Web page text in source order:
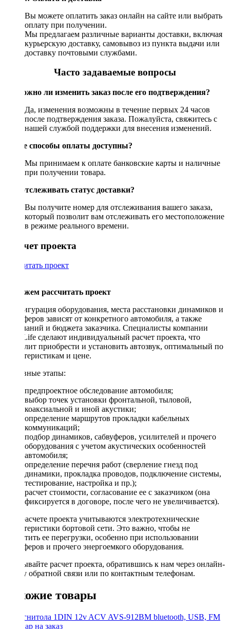
Вы можете оплатить заказ онлайн на сайте или выбрать
оплату при получении.
Мы предлагаем различные варианты доставки, включая
курьерскую доставку, самовывоз из пункта выдачи или
доставку почтовыми службами.
Часто задаваемые вопросы
Возможно ли изменить заказ после его подтверждения?
Да, изменения возможны в течение первых 24 часов
после подтверждения заказа. Пожалуйста, свяжитесь с
нашей службой поддержки для внесения изменений.
Какие способы оплаты доступны?
Мы принимаем к оплате банковские карты и наличные
при получении товара.
Как отслеживать статус доставки?
Вы получите номер для отслеживания вашего заказа,
который позволит вам отслеживать его местоположение
в режиме реального времени.
Рассчет проекта
Рассчитать проект
Поможем рассчитать проект
Конфигурация оборудования, места расстановки динамиков и
сабвуферов зависят от конкретного автомобиля, а также
пожеланий и бюджета заказчика. Специалисты компании
DriveLife сделают индивидуальный расчет проекта, что
позволит приобрести и установить автозвук, оптимальный по
характеристикам и цене.
Основные этапы:
предпроектное обследование автомобиля;
выбор точек установки фронтальной, тыловой,
коаксиальной и иной акустики;
определение маршрутов прокладки кабельных
коммуникаций;
подбор динамиков, сабвуферов, усилителей и прочего
оборудования с учетом акустических особенностей
автомобиля;
определение перечня работ (сверление гнезд под
динамики, прокладка проводов, подключение системы,
тестирование, настройка и пр.);
расчет стоимости, согласование ее с заказчиком (она
фиксируется в договоре, после чего не увеличивается).
При расчете проекта учитываются электротехнические
характеристики бортовой сети. Это важно, чтобы не
допустить ее перегрузки, особенно при использовании
сабвуферов и прочего энергоемкого оборудования.
Заказывайте расчет проекта, обратившись к нам через онлайн-
форму обратной связи или по контактным телефонам.
Похожие товары